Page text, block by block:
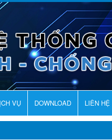
VỤ DOWNLOAD LIÊN HỆ